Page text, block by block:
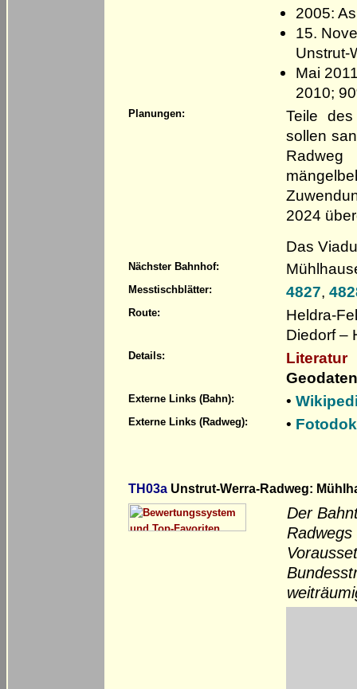
2005:
15.
Unstrut-
Mai
2010;
Planungen:
Teile
sollen
2024
Das
Nächster Bahnhof:
Messtischblätter: 4827,
Route:
Heldra-
Diedorf –
Details:
Literatur
Externe Links (Bahn): •
Externe Links (Radweg): •
TH03a Unstrut-Werra-Radweg:
Der